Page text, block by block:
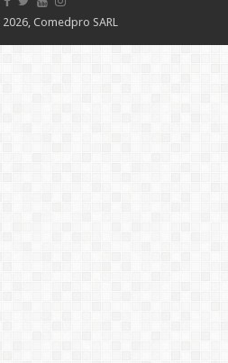
Comedpro SARL